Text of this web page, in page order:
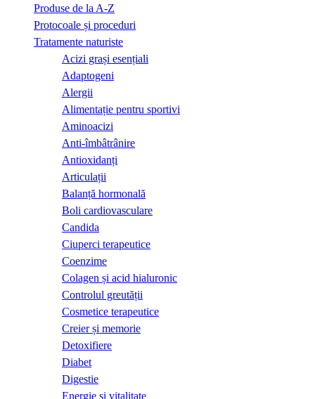
Produse de la A-Z
Protocoale și proceduri
Tratamente naturiste
Acizi grași esențiali
Adaptogeni
Alergii
Alimentație pentru sportivi
Aminoacizi
Anti-îmbâtrânire
Antioxidanți
Articulații
Balanță hormonală
Boli cardiovasculare
Candida
Ciuperci terapeutice
Coenzime
Colagen și acid hialuronic
Controlul greutății
Cosmetice terapeutice
Creier și memorie
Detoxifiere
Diabet
Digestie
Energie și vitalitate